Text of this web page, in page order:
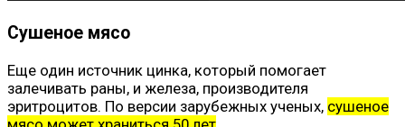
Сушеное мясо
Еще один источник цинка, который помогает
залечивать раны, и железа, производителя
эритроцитов. По версии зарубежных ученых, сушеное